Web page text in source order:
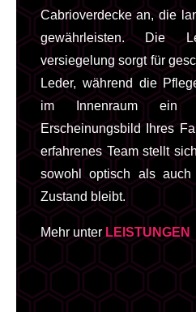
Cabrioverdecke an, die
gewährleisten. Die
versiegelung sorgt für
Leder, während die
im Innenraum ein
Erscheinungsbild Ihres
erfahrenes Team stellt
sowohl optisch als
Zustand bleibt.
Mehr unter LEISTUNGEN